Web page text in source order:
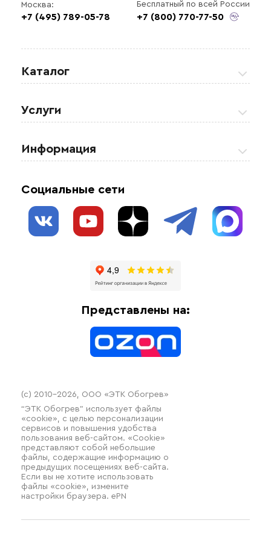
Москва:
+7 (495) 789-05-78
Бесплатный по всей России
+7 (800) 770-77-50
Каталог
Регулирующая аппаратура
Взрывозащищенное оборудование
Системы защиты от протечки
Отопительное оборудование
Услуги
Обогрев резервуаров
Обогрев трубопроводов
Информация
Блог
Социальные сети
Представлены на:
(c) 2010–2026, ООО «ЭТК Обогрев»
“ЭТК Обогрев” использует файлы
«cookie», с целью персонализации
сервисов и повышения удобства
пользования веб-сайтом. «Cookie»
представляют собой небольшие
файлы, содержащие информацию о
предыдущих посещениях веб-сайта.
Если вы не хотите использовать
файлы «cookie», измените
настройки браузера. ePN